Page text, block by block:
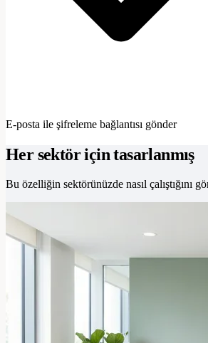
E-posta ile şifreleme bağlantısı gönder
Her sektör için tasarlanmış
Bu özelliğin sektörünüzde nasıl çalıştığını